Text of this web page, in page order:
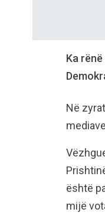
Ka
Në
është
mijë